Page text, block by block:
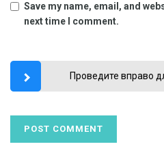
Save my name, email, and
next time I comment.
Проведите вправо